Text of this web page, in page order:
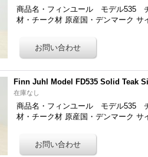
商品名・フィンユール モデル535
材・チーク材 原産国・デンマーク
Finn Juhl Model FD535 Solid Teak
在庫なし
商品名・フィンユール モデル535
材・チーク材 原産国・デンマーク